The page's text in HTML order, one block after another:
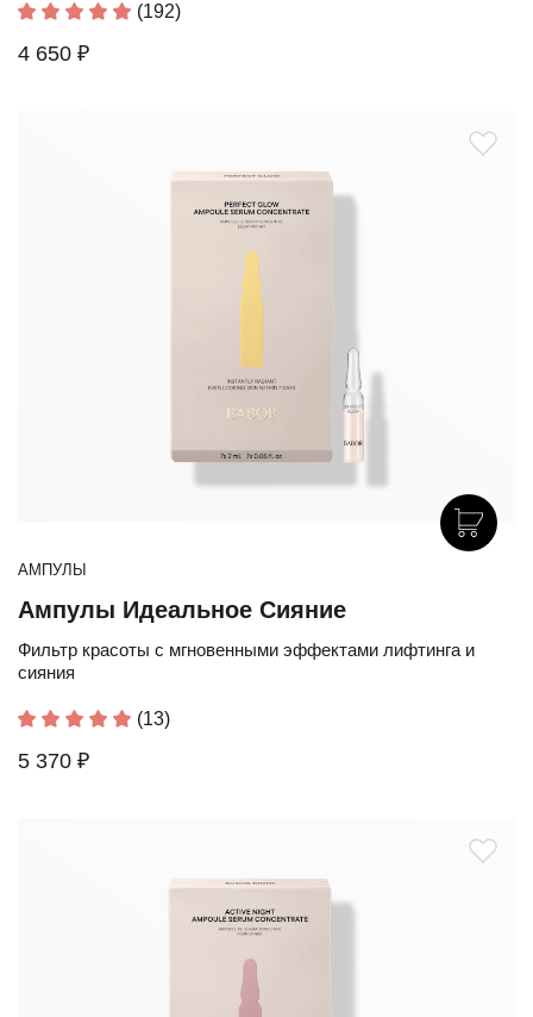
(192)
4 650 ₽
АМПУЛЫ
Ампулы Идеальное Сияние
Фильтр красоты с мгновенными эффектами лифтинга и
сияния
(13)
5 370 ₽